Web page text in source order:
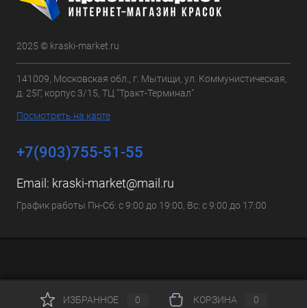
2025 © kraski-market.ru
141009, Московская обл., г. Мытищи, ул. Коммунистическая,
д. 25Г, корпус 3/15, ТЦ "Тракт-Терминал"
Посмотреть на карте
+7(903)755-51-55
Email: kraski-market@mail.ru
График работы Пн-Сб: с 9:00 до 19:00, Вс: с 9:00 до 17:00
ИЗБРАННОЕ 0 КОРЗИНА 0